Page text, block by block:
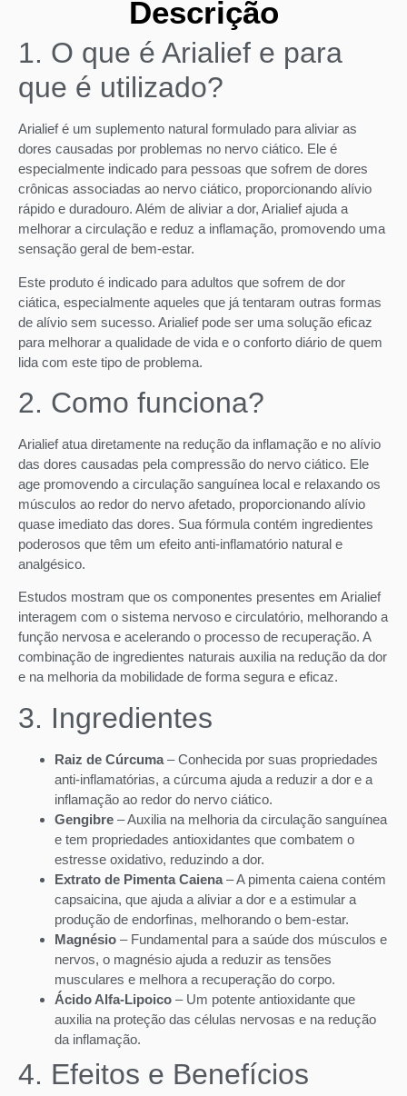
Descrição
1. O que é Arialief e para
que é utilizado?
Arialief é um suplemento natural formulado para aliviar as
dores causadas por problemas no nervo ciático. Ele é
especialmente indicado para pessoas que sofrem de dores
crônicas associadas ao nervo ciático, proporcionando alívio
rápido e duradouro. Além de aliviar a dor, Arialief ajuda a
melhorar a circulação e reduz a inflamação, promovendo uma
sensação geral de bem-estar.
Este produto é indicado para adultos que sofrem de dor
ciática, especialmente aqueles que já tentaram outras formas
de alívio sem sucesso. Arialief pode ser uma solução eficaz
para melhorar a qualidade de vida e o conforto diário de quem
lida com este tipo de problema.
2. Como funciona?
Arialief atua diretamente na redução da inflamação e no alívio
das dores causadas pela compressão do nervo ciático. Ele
age promovendo a circulação sanguínea local e relaxando os
músculos ao redor do nervo afetado, proporcionando alívio
quase imediato das dores. Sua fórmula contém ingredientes
poderosos que têm um efeito anti-inflamatório natural e
analgésico.
Estudos mostram que os componentes presentes em Arialief
interagem com o sistema nervoso e circulatório, melhorando a
função nervosa e acelerando o processo de recuperação. A
combinação de ingredientes naturais auxilia na redução da dor
e na melhoria da mobilidade de forma segura e eficaz.
3. Ingredientes
Raiz de Cúrcuma– Conhecida por suas propriedades
anti-inflamatórias, a cúrcuma ajuda a reduzir a dor e a
inflamação ao redor do nervo ciático.
Gengibre – Auxilia na melhoria da circulação sanguínea
e tem propriedades antioxidantes que combatem o
estresse oxidativo, reduzindo a dor.
Extrato de Pimenta Caiena– A pimenta caiena contém
capsaicina, que ajuda a aliviar a dor e a estimular a
produção de endorfinas, melhorando o bem-estar.
Magnésio – Fundamental para a saúde dos músculos e
nervos, o magnésio ajuda a reduzir as tensões
musculares e melhora a recuperação do corpo.
Ácido Alfa-Lipoico – Um potente antioxidante que
auxilia na proteção das células nervosas e na redução
da inflamação.
4. Efeitos e Benefícios